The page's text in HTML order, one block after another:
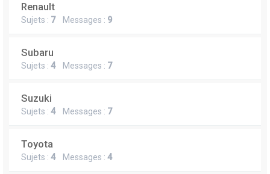
Renault
Sujets : 7Messages : 9
Subaru
Sujets : 4Messages : 7
Suzuki
Sujets : 4Messages : 7
Toyota
Sujets : 4Messages : 4